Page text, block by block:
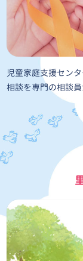
児童家庭支援セン
相談を専門の相談員